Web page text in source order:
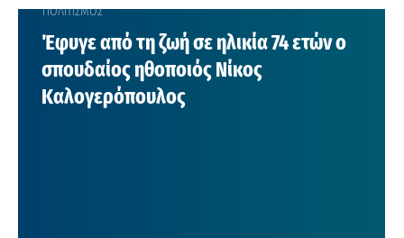
ΠΟΛΙΤΙΣΜΟΣ
Έφυγε από τη ζωή σε ηλικία 74 ετών ο
σπουδαίος ηθοποιός Νίκος
Καλογερόπουλος